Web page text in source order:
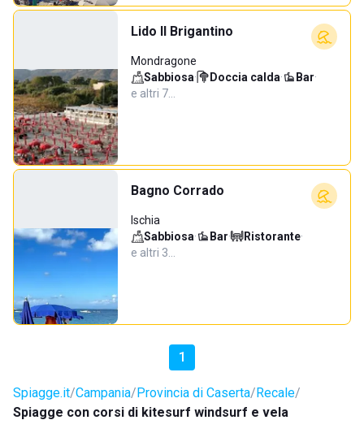
Lido Il Brigantino
Mondragone
Sabbiosa· Doccia calda· Bar·
e altri 7…
Bagno Corrado
Ischia
Sabbiosa· Bar· Ristorante·
e altri 3…
1
Spiagge.it Campania Provincia di Caserta Recale
Spiagge con corsi di kitesurf windsurf e vela